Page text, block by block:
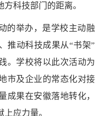
科技部门的距离。
的举办，是学校主动融
推动科技成果从“书架”
。学校将以此次活动为
市及企业的常态化对接
成果在安徽落地转化，
应力量。